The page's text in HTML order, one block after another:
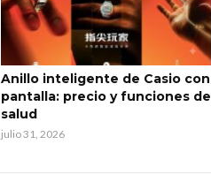
Anillo inteligente de Casio con
pantalla: precio y funciones de
salud
julio 31, 2026